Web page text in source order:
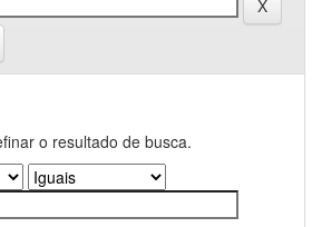
o resultado de busca.